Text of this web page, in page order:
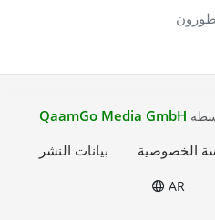
QaamGo Media GmbH
الخصوصية بيانات النشر
AR